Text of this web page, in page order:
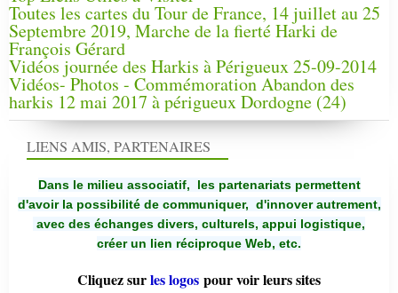
Toutes les cartes du Tour de France, 14 juillet au 25
Septembre 2019, Marche de la fierté Harki de
François Gérard
Vidéos journée des Harkis à Périgueux 25-09-2014
Vidéos- Photos - Commémoration Abandon des
harkis 12 mai 2017 à périgueux Dordogne (24)
LIENS AMIS, PARTENAIRES
Dans le milieu associatif, les partenariats permettent
d'avoir la possibilité de communiquer, d'innover autrement,
avec des échanges divers, culturels, appui logistique,
créer un lien réciproque Web, etc.
Cliquez surles logos pour voir leurs sites